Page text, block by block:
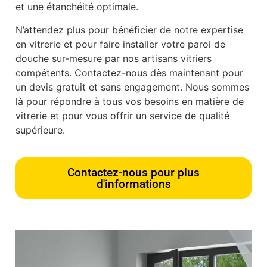
et une étanchéité optimale.
N’attendez plus pour bénéficier de notre expertise
en vitrerie et pour faire installer votre paroi de
douche sur-mesure par nos artisans vitriers
compétents. Contactez-nous dès maintenant pour
un devis gratuit et sans engagement. Nous sommes
là pour répondre à tous vos besoins en matière de
vitrerie et pour vous offrir un service de qualité
supérieure.
Contactez-nous pour plus
d'informations